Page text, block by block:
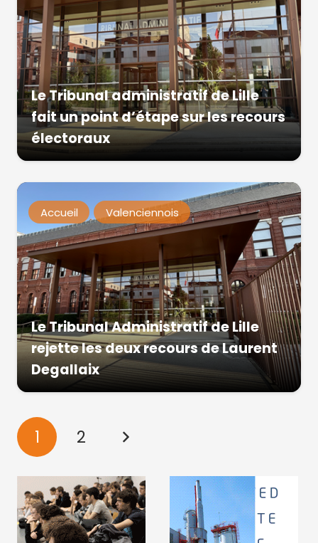
Le Tribunal administratif de Lille
fait un point d’étape sur les recours
électoraux
Accueil Valenciennois
Le Tribunal Administratif de Lille
rejette les deux recours de Laurent
Degallaix
1 2